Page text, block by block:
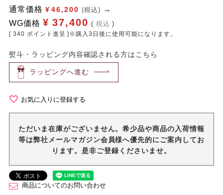
通常価格 ¥ 46,200 (税込)
WG価格 ¥ 37,400 税込
[ 340 ポイント進呈 ]※購入3日後に使用可能になります。
熨斗・ラッピング内容確認される方はこちら
ラッピングへ進む
お気に入りに登録する
ただいま在庫がございません。希少品や商品の入荷情報
等は弊社メールマガジン会員様へ優先的にご案内してお
ります。是非ご登録くださいませ。
商品についてのお問い合わせ